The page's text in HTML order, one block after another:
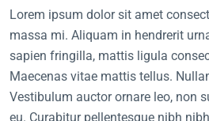
Lorem ipsum dolor sit amet
massa mi. Aliquam in hendrerit
sapien fringilla, mattis ligula
Maecenas vitae mattis tellus.
Vestibulum auctor ornare leo, non
eu. Curabitur pellentesque nibh